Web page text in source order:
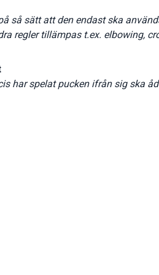
så sätt att den endast ska
regler tillämpas t.ex. elbowing,
har spelat pucken ifrån sig ska